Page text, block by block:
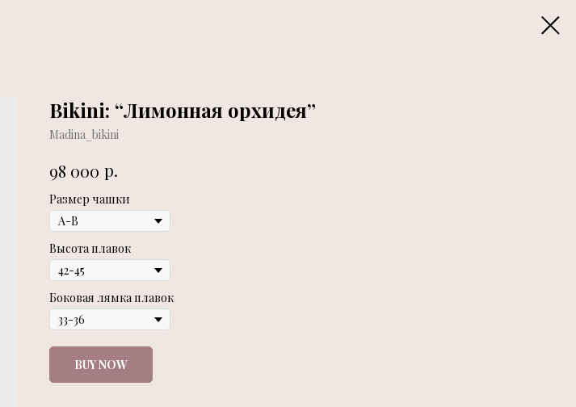
Bikini: “Лимонная орхидея”
Madina_bikini
98 000 р.
Размер чашки
Высота плавок
Боковая лямка плавок
BUY NOW